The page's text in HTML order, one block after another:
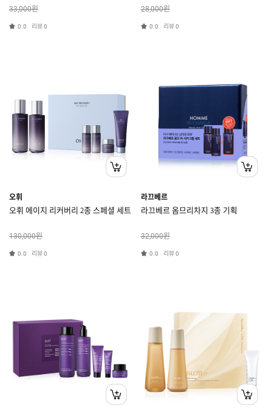
33,000원
0.0 리뷰0
28,000원
0.0 리뷰0
오휘
오휘 에이지 리커버리 2종 스페셜 세트
130,000원
0.0 리뷰0
라끄베르
라끄베르 옴므리차지 3종 기획
32,000원
0.0 리뷰0